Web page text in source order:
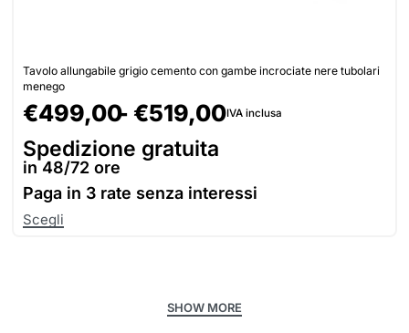
Tavolo allungabile grigio cemento con gambe incrociate nere tubolari
menego
€499,00 €519,00IVA inclusa
Spedizione gratuita
in 48/72 ore
Paga in 3 rate senza interessi
Scegli